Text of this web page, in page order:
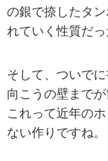
の銀で捺したタ
れていく性質だっ
そして、ついで
向こうの壁までが
これって近年の
ない作りですね。